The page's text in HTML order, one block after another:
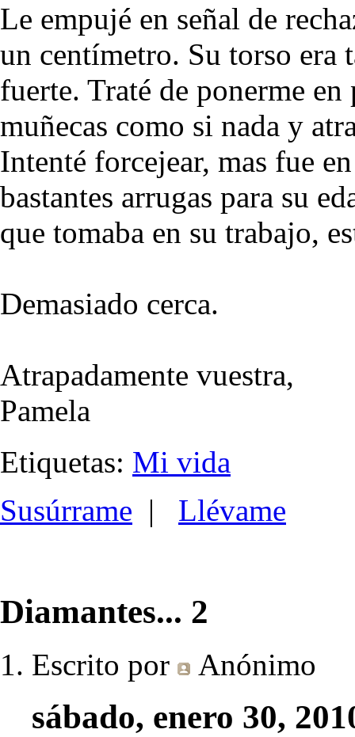
Le empujé en señal de
un centímetro. Su torso era
fuerte. Traté de ponerme
muñecas como si nada y
Intenté forcejear, mas fue
bastantes arrugas para su
que tomaba en su trabajo,
Demasiado cerca.
Atrapadamente vuestra,
Pamela
Etiquetas: Mi vida
Susúrrame | Llévame
Diamantes... 2
Escrito por Anónimo
sábado, enero 30,